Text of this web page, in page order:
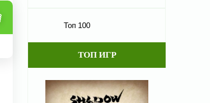
Топ 100
ТОП ИГР